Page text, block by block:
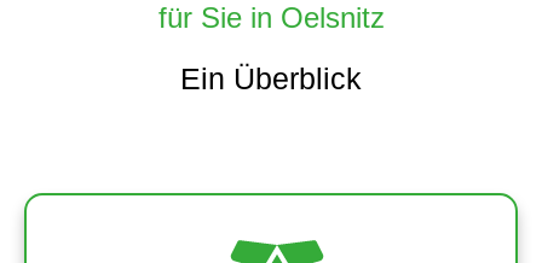
für Sie in Oelsnitz
Ein Überblick